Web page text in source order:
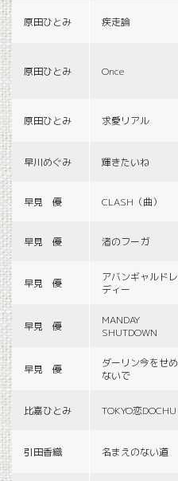
原田ひとみ 疾走論
原田ひとみ Once
原田ひとみ 求愛リアル
早川めぐみ 輝きたいね
早見 優 CLASH（曲）
早見 優 渚のフーガ
早見 優
アバンギャルドレ
ディー
早見 優
MANDAY
SHUTDOWN
早見 優
ダーリン今をせめ
ないで
比嘉ひとみ TOKYO恋DOCHU
引田香織 名まえのない道